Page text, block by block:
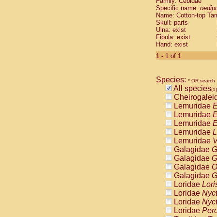
Cebidae
Cebidae
Cebidae
Cebidae
Cebidae
Cebidae
Cebidae
Cebidae
Cebidae
Cebidae
Cebidae
Cebidae
Atelidae
Atelidae
Atelidae
Atelidae
Atelidae
Atelidae
Atelidae
Atelidae
Atelidae
Atelidae
Pitheciidae
Specific name:
Name: Cotton-top
Skull: parts
Ulna: exist
Fibula: exist
Hand: exist
1 - 1 of 1
Species: * OR search
All species(1)
Lemuridae
Lemuridae
Lemuridae
Lemuridae
Lemuridae
Galagidae
Galagidae
Galagidae
Galagidae
Loridae
Loridae
Loridae
Loridae